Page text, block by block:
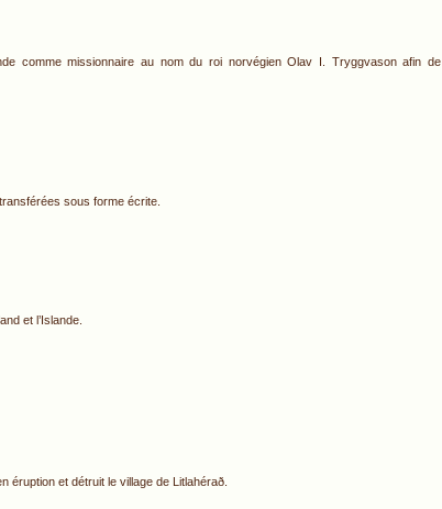
comme missionnaire au nom du roi norvégien Olav I. Tryggvason afin de
sous forme écrite.
et l’Islande.
éruption et détruit le village de Litlahérað.